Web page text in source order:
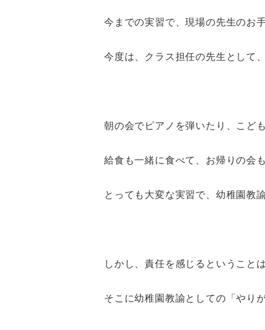
今までの実習で、現場の先生のお
今度は、クラス担任の先生として
朝の会でピアノを弾いたり、こど
給食も一緒に食べて、お帰りの会
とっても大変な実習で、幼稚園教
しかし、責任を感じるということは
そこに幼稚園教諭としての「やり